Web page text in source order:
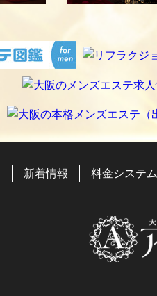
新着情報 料金システム